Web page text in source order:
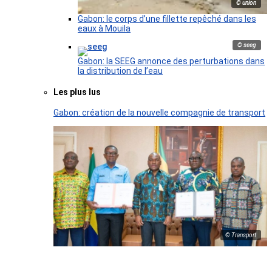
© union
Gabon: le corps d’une fillette repêché dans les
eaux à Mouila
© seeg
Gabon: la SEEG annonce des perturbations dans
la distribution de l’eau
Les plus lus
Gabon: création de la nouvelle compagnie de transport
© Transport